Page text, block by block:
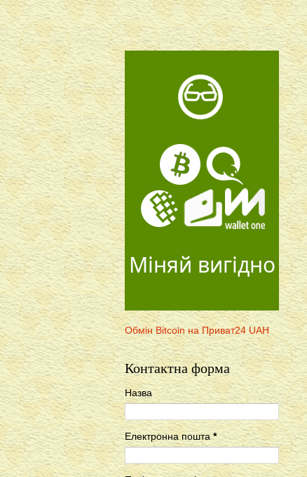
Міняй вигідно
Обмін Bitcoin на Приват24 UAH
Контактна форма
Назва
Електронна пошта*